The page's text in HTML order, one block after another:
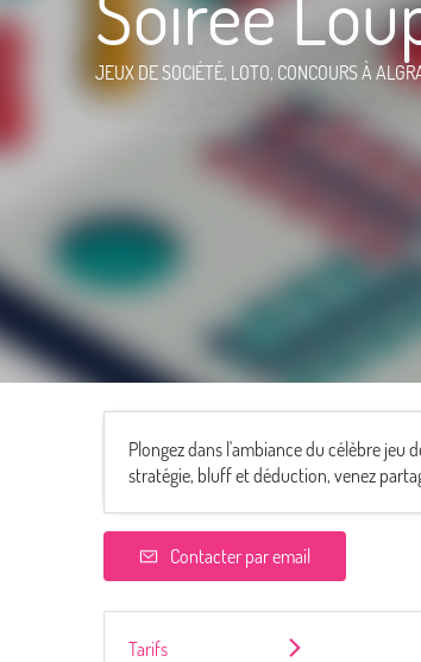
JEUX DE SOCIÉTÉ, LOTO, CONCOURSÀ
Plongez dans l'ambiance du célèbre jeu
stratégie, bluff et déduction, venez
Contacter par email
Tarifs